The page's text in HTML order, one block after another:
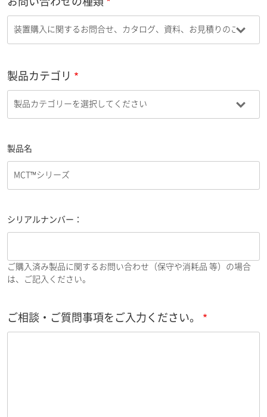
製品カテゴリ
製品名
シリアルナンバー：
ご購入済み製品に関するお問い合わせ（保守や消耗品 等）の場合
は、ご記入ください。
ご相談・ご質問事項をご入力ください。